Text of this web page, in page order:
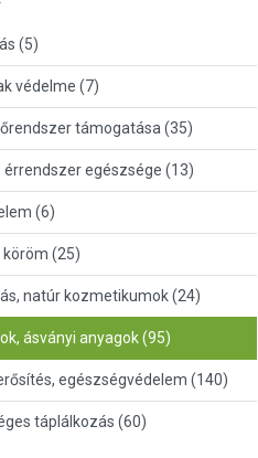
(5)
védelme (7)
támogatása (35)
érrendszer egészsége (13)
(6)
köröm (25)
natúr kozmetikumok (24)
ásványi anyagok (95)
egészségvédelem (140)
táplálkozás (60)